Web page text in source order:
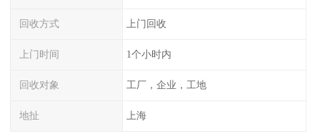
回收方式 上门回收
上门时间 1个小时内
回收对象 工厂，企业，工地
地扯 上海